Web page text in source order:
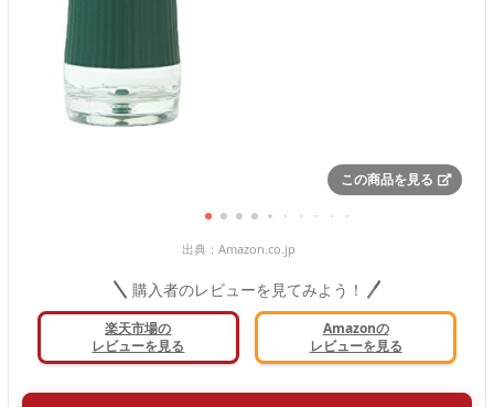
この商品を見る
出典： Amazon.co.jp
購入者のレビューを見てみよう！
楽天市場の
レビューを見る
Amazonの
レビューを見る